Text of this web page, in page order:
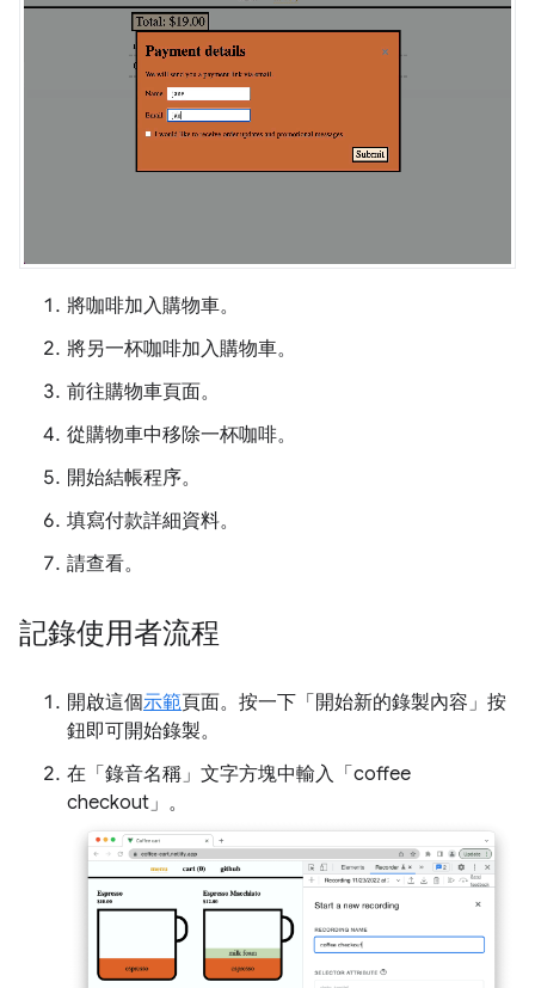
將咖啡加入購物車。
將另一杯咖啡加入購物車。
前往購物車頁面。
從購物車中移除一杯咖啡。
開始結帳程序。
填寫付款詳細資料。
請查看。
記錄使用者流程
開啟這個示範頁面。按一下「開始新的錄製內容」 按
鈕即可開始錄製。
在「錄音名稱」 文字方塊中輸入「coffee
checkout」。